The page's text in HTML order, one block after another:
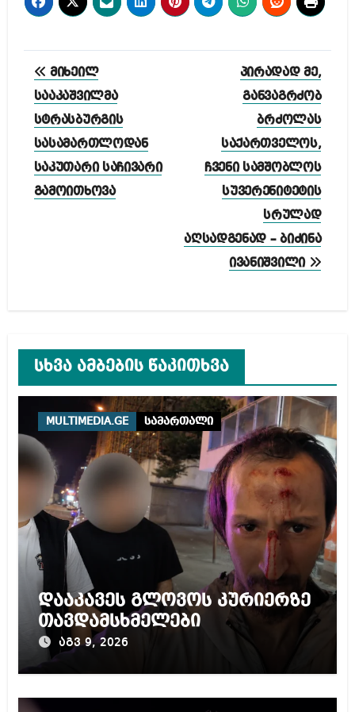
პოსტის
ნავიგაცია
მიხეილ
სააკაშვილმა
სტრასბურგის
სასამართლოდან
საკუთარი საჩივარი
გამოითხოვა
პირადად მე,
განვაგრძობ
ბრძოლას
საქართველოს,
ჩვენი სამშობლოს
სუვერენიტეტის
სრულად
აღსადგენად – ბიძინა
ივანიშვილი
სხვა ამბების წაკითხვა
MULTIMEDIA.GE სამართალი
დააკავეს გლოვოს კურიერზე
თავდამსხმელები
აგვ 9, 2026